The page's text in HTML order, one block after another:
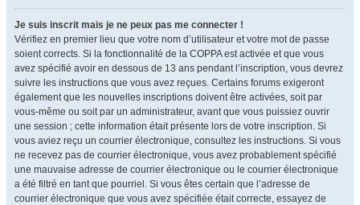
Je suis inscrit mais je ne peux pas me connecter !
Vérifiez en premier lieu que votre nom d’utilisateur et votre mot de passe
soient corrects. Si la fonctionnalité de la COPPA est activée et que vous
avez spécifié avoir en dessous de 13 ans pendant l’inscription, vous devrez
suivre les instructions que vous avez reçues. Certains forums exigeront
également que les nouvelles inscriptions doivent être activées, soit par
vous-même ou soit par un administrateur, avant que vous puissiez ouvrir
une session ; cette information était présente lors de votre inscription. Si
vous aviez reçu un courrier électronique, consultez les instructions. Si vous
ne recevez pas de courrier électronique, vous avez probablement spécifié
une mauvaise adresse de courrier électronique ou le courrier électronique
a été filtré en tant que pourriel. Si vous êtes certain que l’adresse de
courrier électronique que vous avez spécifiée était correcte, essayez de